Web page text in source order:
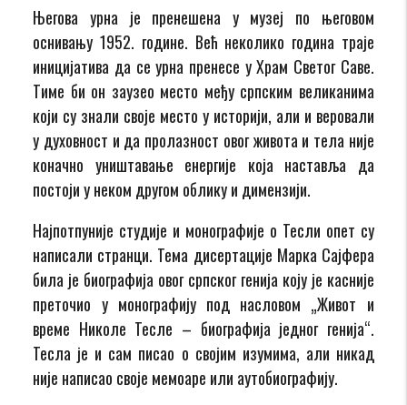
Његова урна је пренешена у музеј по његовом
оснивању 1952. године. Већ неколико година траје
иницијатива да се урна пренесе у Храм Светог Саве.
Тиме би он заузео место међу српским великанима
који су знали своје место у историји, али и веровали
у духовност и да пролазност овог живота и тела није
коначно уништавање енергије која наставља да
постоји у неком другом облику и димензији.
Најпотпуније студије и монографије о Тесли опет су
написали странци. Тема дисертације Марка Сајфера
била је биографија овог српског генија коју је касније
преточио у монографију под насловом „Живот и
време Николе Тесле – биографија једног генија“.
Тесла је и сам писао о својим изумима, али никад
није написао своје мемоаре или аутобиографију.